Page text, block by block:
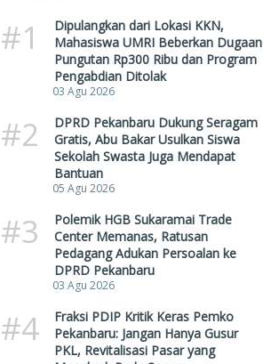
#1
Dipulangkan dari Lokasi KKN,
Mahasiswa UMRI Beberkan Dugaan
Pungutan Rp300 Ribu dan Program
Pengabdian Ditolak
03 Agu 2026
#2
DPRD Pekanbaru Dukung Seragam
Gratis, Abu Bakar Usulkan Siswa
Sekolah Swasta Juga Mendapat
Bantuan
05 Agu 2026
#3
Polemik HGB Sukaramai Trade
Center Memanas, Ratusan
Pedagang Adukan Persoalan ke
DPRD Pekanbaru
03 Agu 2026
#4
Fraksi PDIP Kritik Keras Pemko
Pekanbaru: Jangan Hanya Gusur
PKL, Revitalisasi Pasar yang